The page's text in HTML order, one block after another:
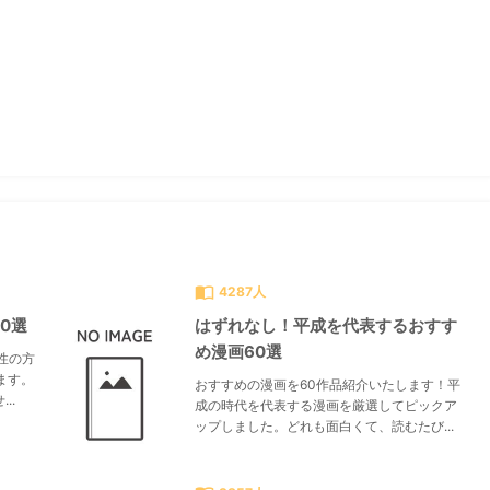
選
の方
。
...
import_contacts 4287人
はずれなし！平成を代表するおすす
め漫画60選
おすすめの漫画を60作品紹介いたします！平
成の時代を代表する漫画を厳選してピックア
ップしました。どれも面白くて、読むたび...